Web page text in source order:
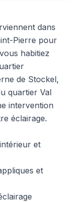
dans
Pierre pour
habitiez
de Stockel,
quartier Val
intervention
éclairage.
et
et